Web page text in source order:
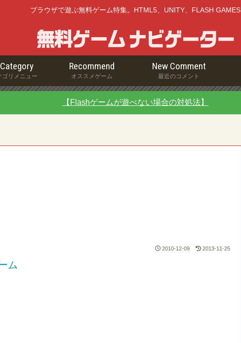
ブラウザで遊ぶ無料ゲーム特集。HTML5、UNITY、FLASH GAMES
リメニュー
Recommend
オススメゲーム
New Comment
最近のコメント
【Flashゲームが遊べない場合の対処法】
2010-12-09 2013-11-25
ム